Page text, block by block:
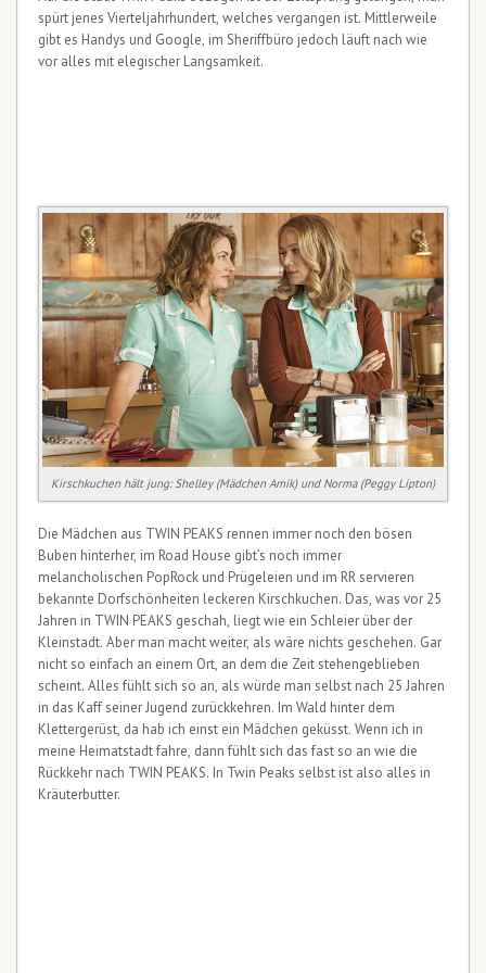
spürt jenes Vierteljahrhundert, welches vergangen ist. Mittlerweile
gibt es Handys und Google, im Sheriffbüro jedoch läuft nach wie
vor alles mit elegischer Langsamkeit.
Kirschkuchen hält jung: Shelley (Mädchen Amik) und Norma (Peggy Lipton)
Die Mädchen aus TWIN PEAKS rennen immer noch den bösen
Buben hinterher, im Road House gibt’s noch immer
melancholischen PopRock und Prügeleien und im RR servieren
bekannte Dorfschönheiten leckeren Kirschkuchen. Das, was vor 25
Jahren in TWIN PEAKS geschah, liegt wie ein Schleier über der
Kleinstadt. Aber man macht weiter, als wäre nichts geschehen. Gar
nicht so einfach an einem Ort, an dem die Zeit stehengeblieben
scheint. Alles fühlt sich so an, als würde man selbst nach 25 Jahren
in das Kaff seiner Jugend zurückkehren. Im Wald hinter dem
Klettergerüst, da hab ich einst ein Mädchen geküsst. Wenn ich in
meine Heimatstadt fahre, dann fühlt sich das fast so an wie die
Rückkehr nach TWIN PEAKS. In Twin Peaks selbst ist also alles in
Kräuterbutter.